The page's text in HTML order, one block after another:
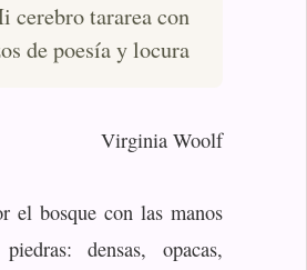
cerebro tararea con
de poesía y locura
Virginia Woolf
el bosque con las manos
densas, opacas,